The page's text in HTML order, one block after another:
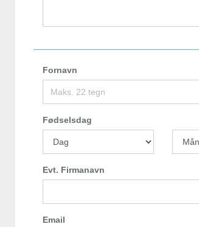
Fornavn
Fødselsdag
Evt. Firmanavn
Email